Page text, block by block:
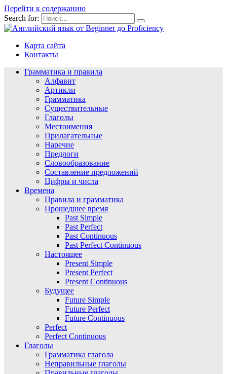
Перейти к содержанию
Search for:
Карта сайта
Контакты
Грамматика и правила
Алфавит
Артикли
Грамматика
Существительные
Глаголы
Местоимения
Прилагательные
Наречие
Предлоги
Словообразование
Составление предложений
Цифры и числа
Времена
Правила и грамматика
Прошедшее время
Past Simple
Past Perfect
Past Continuous
Past Perfect Continuous
Настоящее
Present Simple
Present Perfect
Present Continuous
Будущее
Future Simple
Future Perfect
Future Continuous
Perfect
Perfect Continuous
Глаголы
Грамматика глагола
Неправильные глаголы